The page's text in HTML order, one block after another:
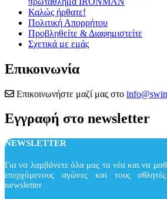
Καλώς ήρθατε!
Πολιτική Απορρήτου
Προβληθείτε & Διαφημιστείτε
Σχετικά με εμάς
Επικοινωνία
Επικοινωνήστε μαζί μας στο
Εγγραφή στο newsletter
NEWSLETTER
Για να λαμβάνετε όλα μας τα νέα και να
επερχόμενους αγώνες και τους
newsletter